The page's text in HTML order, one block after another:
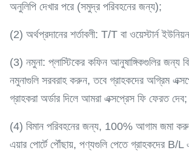
অনুলিপি দেখার পরে (সমুদ্র পরিবহনের জন্য);
(2) অর্থপ্রদানের শর্তাবলী: T/T বা ওয়েস্টার্ন
(3) নমুনা: প্লাস্টিকের কফিন আনুষাঙ্গিকগুলির জন্য
নমুনাগুলি সরবরাহ করুন, তবে গ্রাহকদের অগ্রিম
গ্রাহকরা অর্ডার দিলে আমরা এক্সপ্রেস ফি ফেরত দেব;
(4) বিমান পরিবহনের জন্য, 100% আগাম জমা
এয়ার পোর্টে পৌঁছায়, পণ্যগুলি পেতে গ্রাহকদের